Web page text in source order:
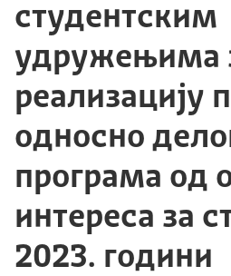
студентским
удружењима
реализацију
односно
програма од
интереса за
2023. години